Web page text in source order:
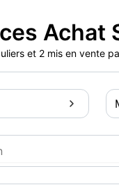
Achat
et 2 mis en vente